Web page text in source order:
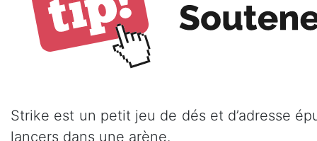
Strike est un petit jeu de dés et d’adresse
lancers dans une arène.